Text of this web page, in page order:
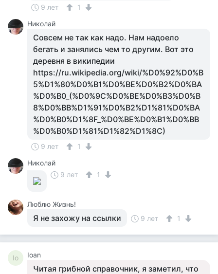
9 лет
1
Николай
Совсем не так как надо. Нам надоело
бегать и занялись чем то другим. Вот это
деревня в википедии
https://ru.wikipedia.org/wiki/%D0%92%D0%B
5%D1%80%D0%B1%D0%BE%D0%B2%D0%BA
%D0%B0_(%D0%9C%D0%BE%D0%B3%D0%B
8%D0%BB%D1%91%D0%B2%D1%81%D0%BA
%D0%B0%D1%8F_%D0%BE%D0%B1%D0%BB
%D0%B0%D1%81%D1%82%D1%8C)
9 лет
1
Николай
9 лет
1
Люблю Жизнь!
Я не захожу на ссылки 9 лет 1
Io Ioan
Читая грибной справочник, я заметил, что